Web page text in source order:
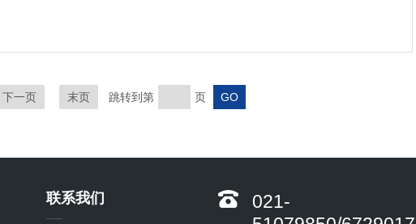
下一页 末页 跳转到第 页
联系我们
021-